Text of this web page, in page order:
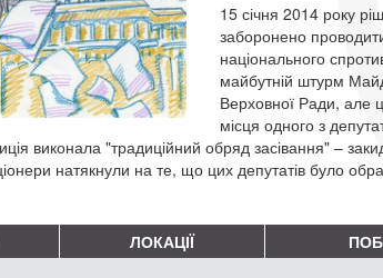
15 січня 2014 року
заборонено
національного
майбутній штурм
Верховної Ради, але
місця одного з
виконала "традиційний обряд засівання" –
натякнули на те, що цих депутатів було
ЛОКАЦІЇ